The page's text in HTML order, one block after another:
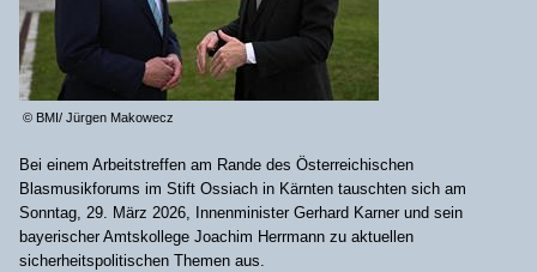
© BMI/ Jürgen Makowecz
Bei einem Arbeitstreffen am Rande des Österreichischen
Blasmusikforums im Stift Ossiach in Kärnten tauschten sich am
Sonntag, 29. März 2026, Innenminister Gerhard Karner und sein
bayerischer Amtskollege Joachim Herrmann zu aktuellen
sicherheitspolitischen Themen aus.